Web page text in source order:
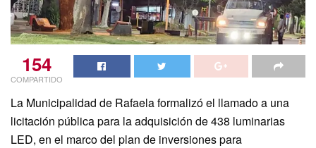
154
COMPARTIDO
La Municipalidad de Rafaela formalizó el llamado a una
licitación pública para la adquisición de 438 luminarias
LED, en el marco del plan de inversiones para